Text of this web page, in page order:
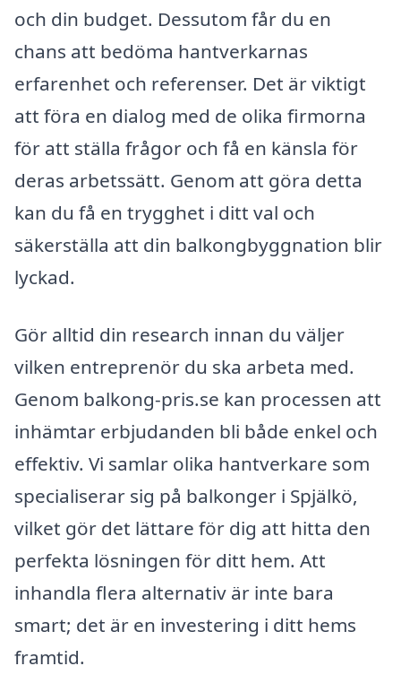
och din budget. Dessutom får du en
chans att bedöma hantverkarnas
erfarenhet och referenser. Det är viktigt
att föra en dialog med de olika firmorna
för att ställa frågor och få en känsla för
deras arbetssätt. Genom att göra detta
kan du få en trygghet i ditt val och
säkerställa att din balkongbyggnation blir
lyckad.
Gör alltid din research innan du väljer
vilken entreprenör du ska arbeta med.
Genom balkong-pris.se kan processen att
inhämtar erbjudanden bli både enkel och
effektiv. Vi samlar olika hantverkare som
specialiserar sig på balkonger i Spjälkö,
vilket gör det lättare för dig att hitta den
perfekta lösningen för ditt hem. Att
inhandla flera alternativ är inte bara
smart; det är en investering i ditt hems
framtid.